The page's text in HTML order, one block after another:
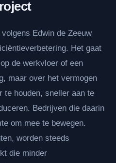
Edwin de Zeeuw
Het gaat
de werkvloer of een
maar over het vermogen
te houden, sneller aan te
Bedrijven die daarin
om mee te bewegen.
worden steeds
die minder